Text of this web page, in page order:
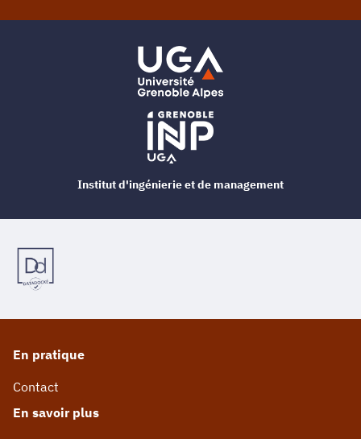
En pratique
Contact
En savoir plus
Institut d'ingénierie et de management